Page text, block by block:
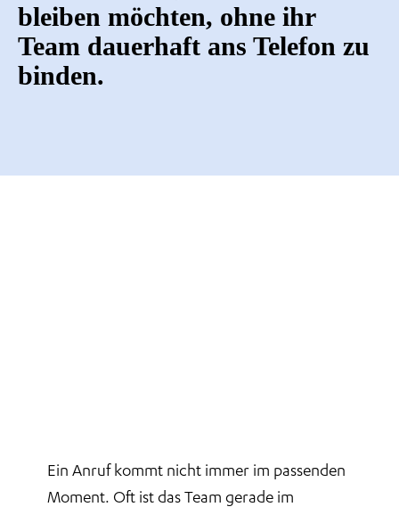
bleiben möchten, ohne ihr
Team dauerhaft ans Telefon zu
binden.
Ein Anruf kommt nicht immer im passenden
Moment. Oft ist das Team gerade im